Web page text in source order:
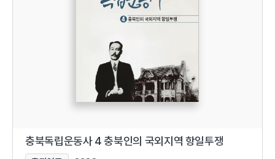
충북독립운동사 4 충북인의 국외지역 항일투쟁